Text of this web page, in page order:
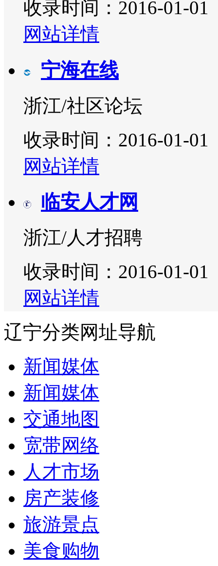
收录时间：2016-01-01
网站详情
宁海在线
浙江/社区论坛
收录时间：2016-01-01
网站详情
临安人才网
浙江/人才招聘
收录时间：2016-01-01
网站详情
辽宁分类网址导航
新闻媒体
新闻媒体
交通地图
宽带网络
人才市场
房产装修
旅游景点
美食购物